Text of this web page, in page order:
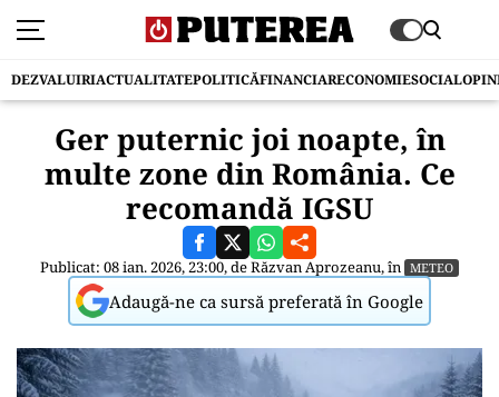
DEZVALUIRIACTUALITATEPOLITICĂFINANCIARECONOMIESOCIAL
Ger puternic joi noapte, în
multe zone din România. Ce
recomandă IGSU
Publicat: 08 ian. 2026, 23:00, deRăzvan Aprozeanu, în METEO
Adaugă-ne ca sursă preferată în Google